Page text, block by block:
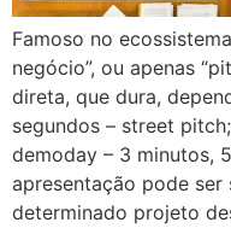
Famoso no
negócio”, ou apenas
direta, que dura,
segundos – street
demoday – 3 minutos,
apresentação pode ser
determinado projeto